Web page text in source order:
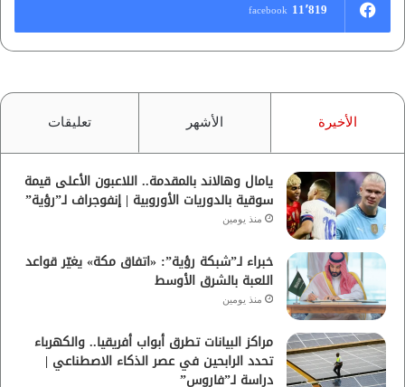
11٬819 facebook
الأخيرة الأشهر تعليقات
يامال وهالاند بالمقدمة.. اللاعبون الأعلى قيمة
سوقية بالدوريات الأوروبية | إنفوجراف لـ”رؤية”
منذ يومين
خبراء لـ”شبكة رؤية”: «اتفاق مكة» يغيّر قواعد
اللعبة بالشرق الأوسط
منذ يومين
مراكز البيانات تطرق أبواب أفريقيا.. والكهرباء
تحدد الرابحين في عصر الذكاء الاصطناعي |
دراسة لـ”فاروس”